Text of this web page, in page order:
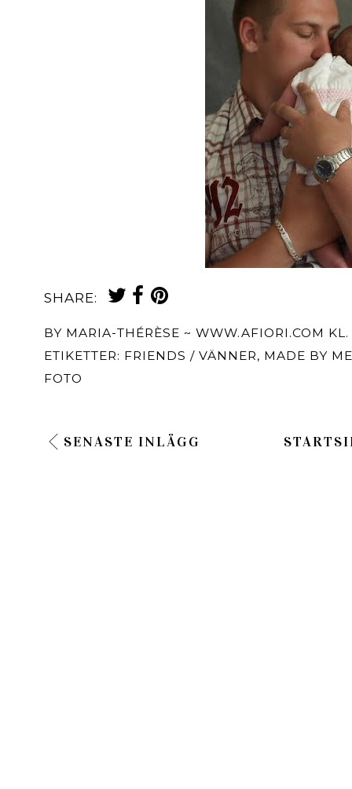
SHARE:
BY MARIA-THÉRÈSE ~ WWW.AFIORI.COM KL.
ETIKETTER: FRIENDS / VÄNNER, MADE BY
FOTO
SENASTE INLÄGG